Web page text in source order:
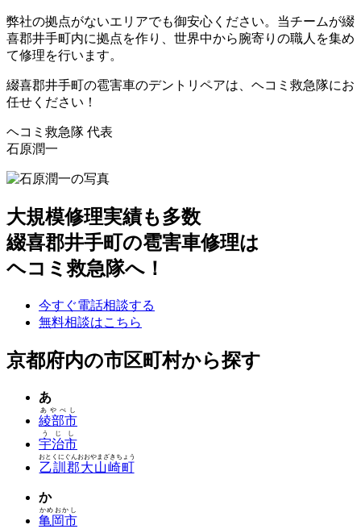
弊社の拠点がないエリアでも御安心ください。当チームが綴
喜郡井手町内に拠点を作り、世界中から腕寄りの職人を集め
て修理を行います。
綴喜郡井手町の雹害車のデントリペアは、ヘコミ救急隊にお
任せください！
ヘコミ救急隊 代表
石原潤一
大規模修理実績も多数
綴喜郡井手町の雹害車修理は
ヘコミ救急隊へ！
今すぐ電話相談する
無料相談はこちら
京都府内の市区町村から探す
あ
綾部市
あやべし
宇治市
うじし
乙訓郡大山崎町
おとくにぐんおおやまざきちょう
か
亀岡市
かめおかし